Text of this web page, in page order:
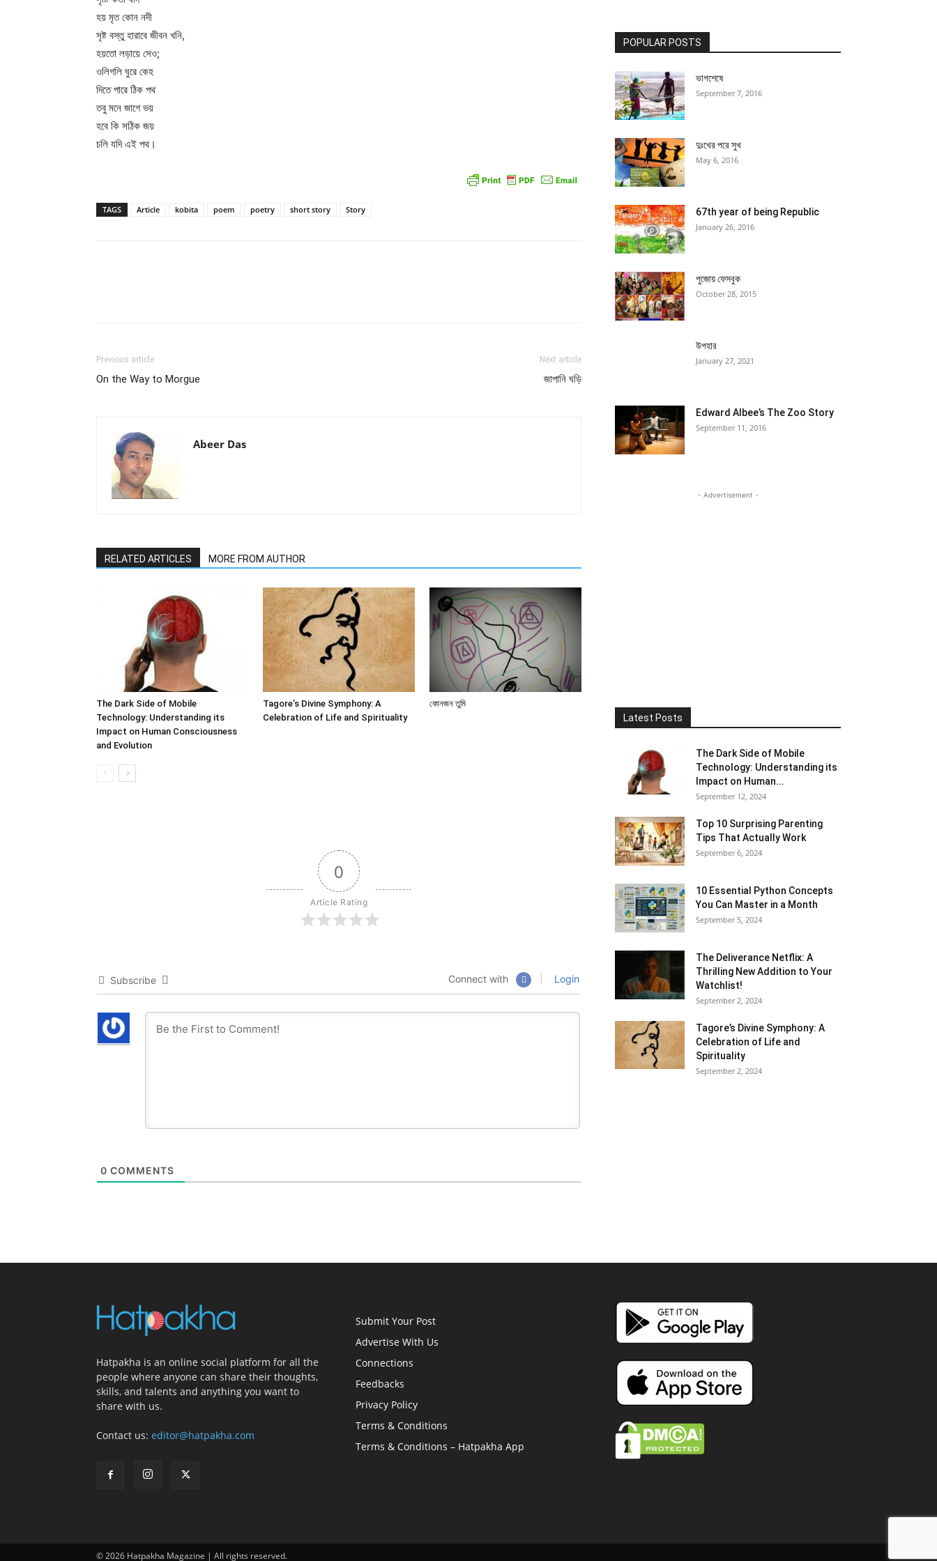
হয় মৃত কোন নদী
সৃষ্ট বস্তু হারাবে জীবন খনি,
হয়তো লড়ায়ে সেও;
ওলিগলি ঘুরে কেহ
দিতে পারে ঠিক পথ
তবু মনে জাগে ভয়
হবে কি সঠিক জয়
চলি যদি এই পথ।
TAGS Article kobita poem poetry short story Story
Previous article
On the Way to Morgue
Next article
জাপানি ঘড়ি
Abeer Das
RELATED ARTICLES MORE FROM AUTHOR
The Dark Side of Mobile
Technology: Understanding its
Impact on Human Consciousness
and Evolution
Tagore’s Divine Symphony: A
Celebration of Life and Spirituality
কোনজন তুমি
0
Article Rating
Subscribe Connect with Login
0 COMMENTS
POPULAR POSTS
ভাগশেষে
September 7, 2016
দুঃখের পরে সুখ
May 6, 2016
67th year of being Republic
January 26, 2016
পুজোয় ফেসবুক
October 28, 2015
উপহার
January 27, 2021
Edward Albee’s The Zoo Story
September 11, 2016
- Advertisement -
Latest Posts
The Dark Side of Mobile
Technology: Understanding its
Impact on Human...
September 12, 2024
Top 10 Surprising Parenting
Tips That Actually Work
September 6, 2024
10 Essential Python Concepts
You Can Master in a Month
September 5, 2024
The Deliverance Netflix: A
Thrilling New Addition to Your
Watchlist!
September 2, 2024
Tagore’s Divine Symphony: A
Celebration of Life and
Spirituality
September 2, 2024
Hatpakha is an online social platform for all the
people where anyone can share their thoughts,
skills, and talents and anything you want to
share with us.
Contact us: editor@hatpakha.com
Submit Your Post
Advertise With Us
Connections
Feedbacks
Privacy Policy
Terms & Conditions
Terms & Conditions – Hatpakha App
© 2026 Hatpakha Magazine | All rights reserved.